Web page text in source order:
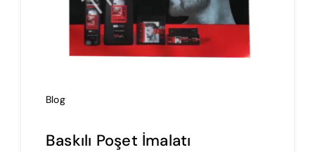
Blog
Baskılı Poşet İmalatı